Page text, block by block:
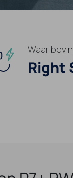
Waar
Right